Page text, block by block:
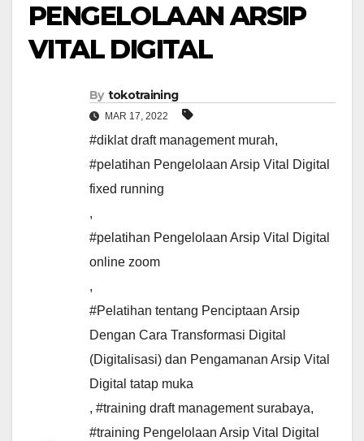
PENGELOLAAN ARSIP
VITAL DIGITAL
By tokotraining
MAR 17, 2022
#diklat draft management murah,
#pelatihan Pengelolaan Arsip Vital Digital
fixed running
,
#pelatihan Pengelolaan Arsip Vital Digital
online zoom
,
#Pelatihan tentang Penciptaan Arsip
Dengan Cara Transformasi Digital
(Digitalisasi) dan Pengamanan Arsip Vital
Digital tatap muka
, #training draft management surabaya,
#training Pengelolaan Arsip Vital Digital